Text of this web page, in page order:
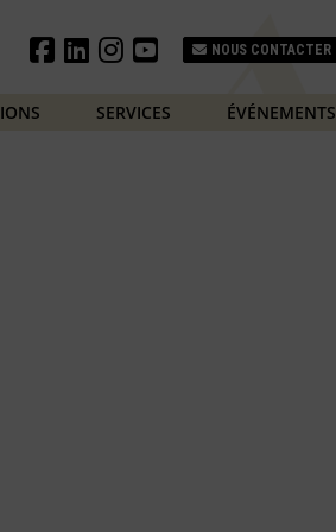
NOUS CONTACTER
SERVICES ÉVÉNEMENTS